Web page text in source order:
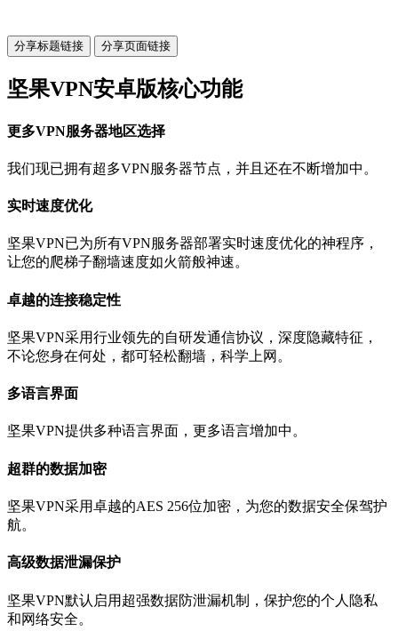
分享标题链接 分享页面链接
坚果VPN安卓版核心功能
更多VPN服务器地区选择
我们现已拥有超多VPN服务器节点，并且还在不断增加中。
实时速度优化
坚果VPN已为所有VPN服务器部署实时速度优化的神程序，
让您的爬梯子翻墙速度如火箭般神速。
卓越的连接稳定性
坚果VPN采用行业领先的自研发通信协议，深度隐藏特征，
不论您身在何处，都可轻松翻墙，科学上网。
多语言界面
坚果VPN提供多种语言界面，更多语言增加中。
超群的数据加密
坚果VPN采用卓越的AES 256位加密，为您的数据安全保驾护
航。
高级数据泄漏保护
坚果VPN默认启用超强数据防泄漏机制，保护您的个人隐私
和网络安全。